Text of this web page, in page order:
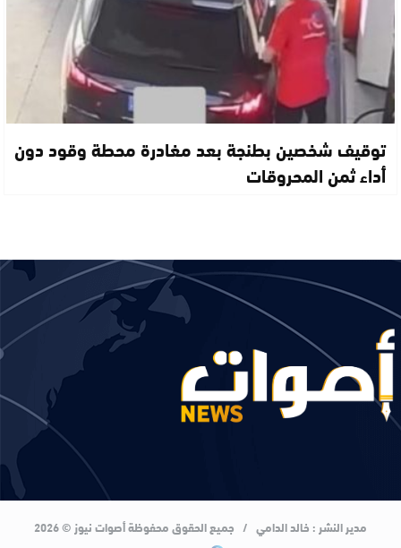
توقيف شخصين بطنجة بعد مغادرة محطة وقود دون
أداء ثمن المحروقات
مدير النشر : خالد الدامي / جميع الحقوق محفوظة أصوات نيوز © 2026